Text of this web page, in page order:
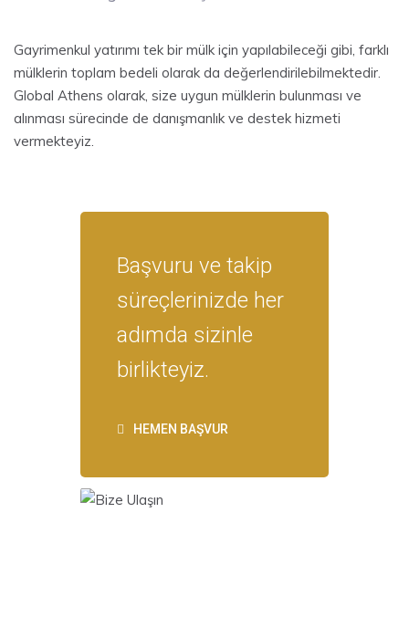
Gayrimenkul yatırımı tek bir mülk için yapılabileceği gibi, farklı
mülklerin toplam bedeli olarak da değerlendirilebilmektedir.
Global Athens olarak, size uygun mülklerin bulunması ve
alınması sürecinde de danışmanlık ve destek hizmeti
vermekteyiz.
Başvuru ve takip
süreçlerinizde her
adımda sizinle
birlikteyiz.
HEMEN BAŞVUR